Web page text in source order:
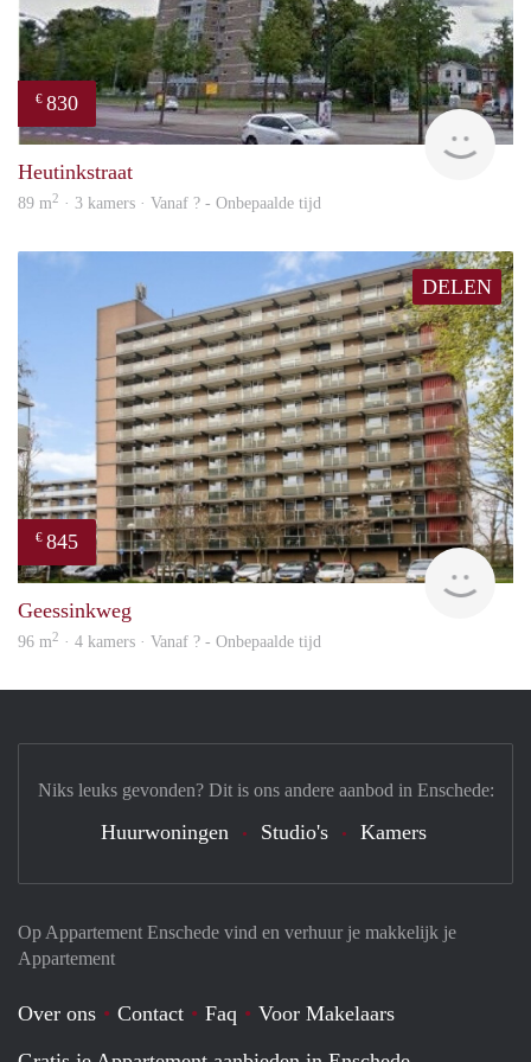
€ 830
Heutinkstraat
89 m2 · 3 kamers · Vanaf ? - Onbepaalde tijd
DELEN
€ 845
Geessinkweg
96 m2 · 4 kamers · Vanaf ? - Onbepaalde tijd
Op Appartement Enschede vind en verhuur je makkelijk je
Appartement
Over ons Contact Faq
Voor Makelaars
Niks leuks gevonden? Dit is ons andere aanbod in Enschede:
Huurwoningen Studio's Kamers